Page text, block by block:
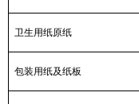
卫生用纸原纸
包装用纸及纸板